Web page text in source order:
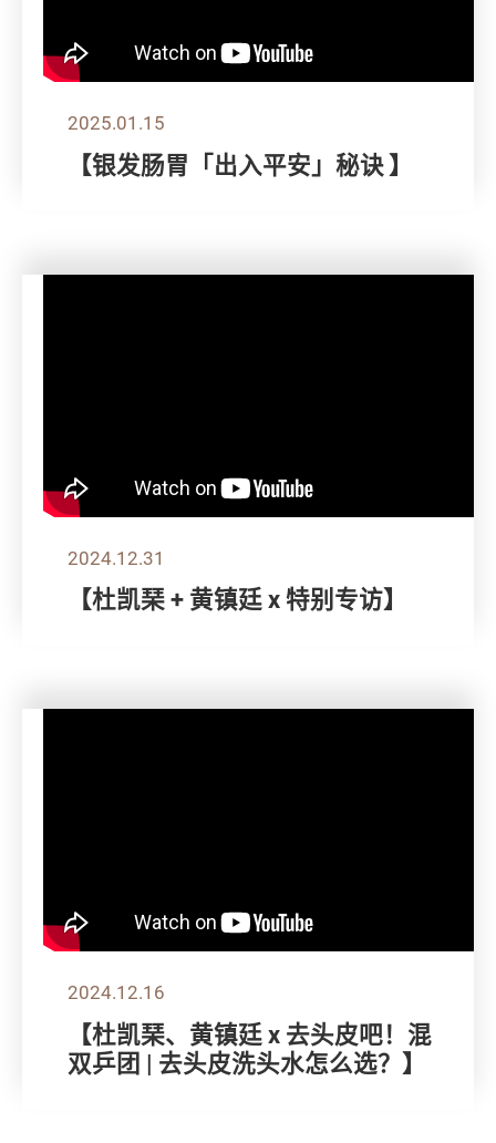
2025.01.15
【银发肠胃「出入平安」秘诀 】
2024.12.31
【杜凯琹 + 黄镇廷 x 特别专访】
2024.12.16
【杜凯琹、黄镇廷 x 去头皮吧！混
双乒团 | 去头皮洗头水怎么选？】